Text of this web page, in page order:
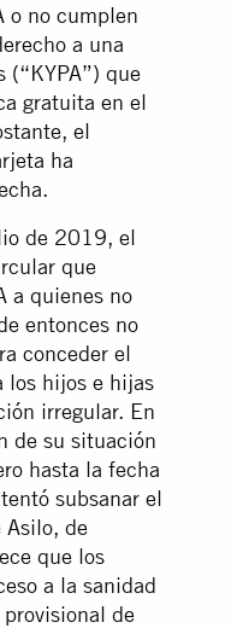
o no cumplen
a una
(“KYPA”) que
gratuita en el
el
ha
de 2019, el
que
a quienes no
entonces no
conceder el
los hijos e hijas
irregular. En
de su situación
hasta la fecha
subsanar el
Asilo, de
que los
a la sanidad
de